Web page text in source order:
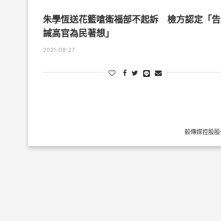
朱學恆送花籃嗆衛福部不起訴 檢方認定「告
誡高官為民著想」
2021-08-27
毅傳媒控股